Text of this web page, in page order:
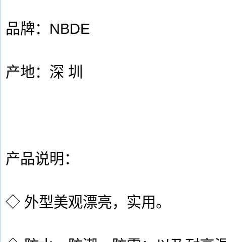
品牌：NBDE
产地：深 圳
产品说明：
◇ 外型美观漂亮，实用。